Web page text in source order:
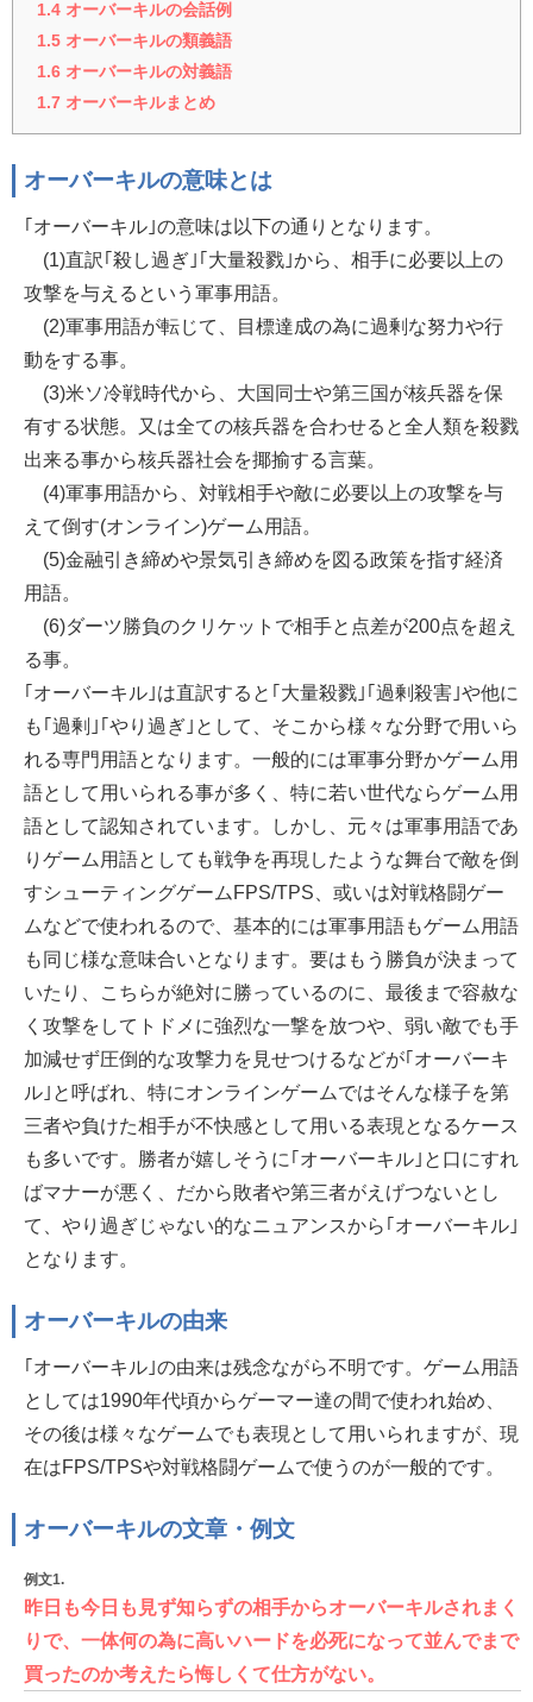
1.4 オーバーキルの会話例
1.5 オーバーキルの類義語
1.6 オーバーキルの対義語
1.7 オーバーキルまとめ
オーバーキルの意味とは
｢オーバーキル｣の意味は以下の通りとなります。
(1)直訳｢殺し過ぎ｣｢大量殺戮｣から、相手に必要以上の
攻撃を与えるという軍事用語。
(2)軍事用語が転じて、目標達成の為に過剰な努力や行
動をする事。
(3)米ソ冷戦時代から、大国同士や第三国が核兵器を保
有する状態。又は全ての核兵器を合わせると全人類を殺戮
出来る事から核兵器社会を揶揄する言葉。
(4)軍事用語から、対戦相手や敵に必要以上の攻撃を与
えて倒す(オンライン)ゲーム用語。
(5)金融引き締めや景気引き締めを図る政策を指す経済
用語。
(6)ダーツ勝負のクリケットで相手と点差が200点を超え
る事。
｢オーバーキル｣は直訳すると｢大量殺戮｣｢過剰殺害｣や他に
も｢過剰｣｢やり過ぎ｣として、そこから様々な分野で用いら
れる専門用語となります。一般的には軍事分野かゲーム用
語として用いられる事が多く、特に若い世代ならゲーム用
語として認知されています。しかし、元々は軍事用語であ
りゲーム用語としても戦争を再現したような舞台で敵を倒
すシューティングゲームFPS/TPS、或いは対戦格闘ゲー
ムなどで使われるので、基本的には軍事用語もゲーム用語
も同じ様な意味合いとなります。要はもう勝負が決まって
いたり、こちらが絶対に勝っているのに、最後まで容赦な
く攻撃をしてトドメに強烈な一撃を放つや、弱い敵でも手
加減せず圧倒的な攻撃力を見せつけるなどが｢オーバーキ
ル｣と呼ばれ、特にオンラインゲームではそんな様子を第
三者や負けた相手が不快感として用いる表現となるケース
も多いです。勝者が嬉しそうに｢オーバーキル｣と口にすれ
ばマナーが悪く、だから敗者や第三者がえげつないとし
て、やり過ぎじゃない的なニュアンスから｢オーバーキル｣
となります。
オーバーキルの由来
｢オーバーキル｣の由来は残念ながら不明です。ゲーム用語
としては1990年代頃からゲーマー達の間で使われ始め、
その後は様々なゲームでも表現として用いられますが、現
在はFPS/TPSや対戦格闘ゲームで使うのが一般的です。
オーバーキルの文章・例文
例文1.
昨日も今日も見ず知らずの相手からオーバーキルされまく
りで、一体何の為に高いハードを必死になって並んでまで
買ったのか考えたら悔しくて仕方がない。